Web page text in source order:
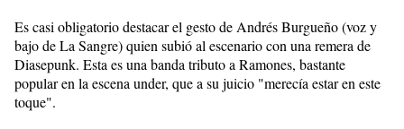
Es casi obligatorio destacar el gesto de Andrés Burgueño (voz y
bajo de La Sangre) quien subió al escenario con una remera de
Diasepunk. Esta es una banda tributo a Ramones, bastante
popular en la escena under, que a su juicio "merecía estar en este
toque".